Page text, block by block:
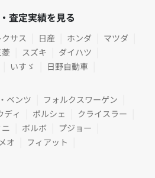
査定実績を見る
クサス 日産 ホンダ
マツダ
菱 スズキ
ダイハツ
いすゞ 日野自動車
ベンツ
フォルクスワーゲン
ディ ポルシェ
クライスラー
ニ ボルボ
プジョー
オ
フィアット